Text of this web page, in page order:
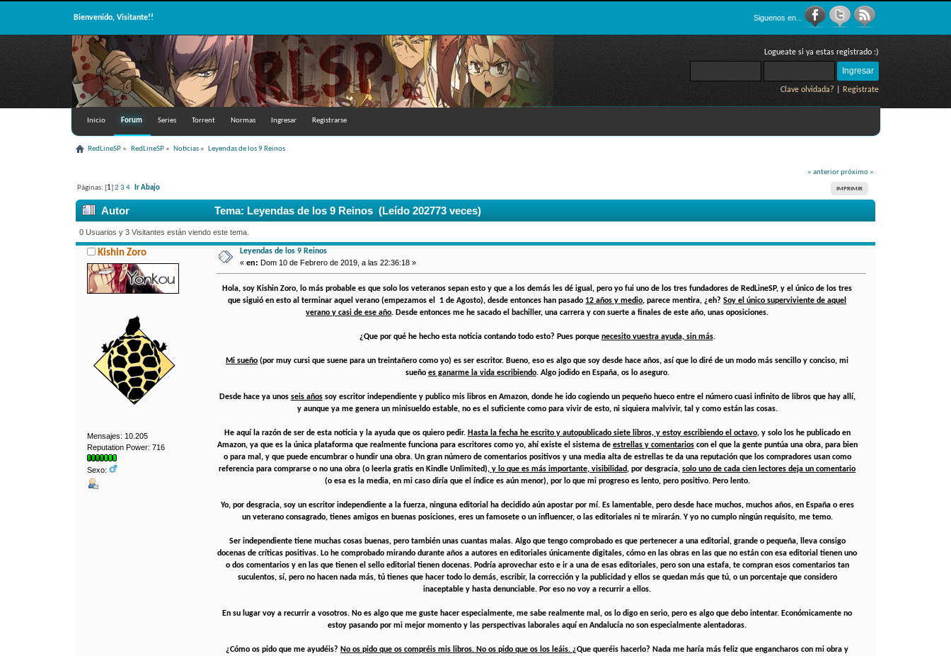
Bienvenido, Visitante!! Siguenos en...
Logueate si ya estas registrado :)
Clave olvidada? Registrate
Inicio Forum Series Torrent Normas Ingresar Registrarse
RedLineSP » RedLineSP» Noticias » Leyendas de los 9 Reinos
« anterior próximo »
IMPRIMIR
Páginas: [ 1 ]2 3 4 Ir Abajo
Autor Tema: Leyendas de los 9 Reinos (Leído 202773 veces)
0 Usuarios y 3 Visitantes están viendo este tema.
Kishin Zoro
Mensajes: 10.205
Reputation Power: 716
Sexo:
Leyendas de los 9 Reinos
« en: Dom 10 de Febrero de 2019, a las 22:36:18 »
Hola, soy Kishin Zoro, lo más probable es que solo los veteranos sepan esto y que a los demás les dé igual, pero yo fui uno de los tres fundadores de RedLineSP, y el único de los tres
que siguió en esto al terminar aquel verano (empezamos el 1 de Agosto), desde entonces han pasado 12 años y medio, parece mentira, ¿eh?Soy el único superviviente de aquel
verano y casi de ese año. Desde entonces me he sacado el bachiller, una carrera y con suerte a finales de este año, unas oposiciones.
¿Que por qué he hecho esta noticia contando todo esto? Pues porque necesito vuestra ayuda, sin más.
Mi sueño (por muy cursi que suene para un treintañero como yo) es ser escritor. Bueno, eso es algo que soy desde hace años, así que lo diré de un modo más sencillo y conciso, mi
sueño es ganarme la vida escribiendo. Algo jodido en España, os lo aseguro.
Desde hace ya unos seis añossoy escritor independiente y publico mis libros en Amazon, donde he ido cogiendo un pequeño hueco entre el número cuasi infinito de libros que hay allí,
y aunque ya me genera un minisueldo estable, no es el suficiente como para vivir de esto, ni siquiera malvivir, tal y como están las cosas.
He aquí la razón de ser de esta noticia y la ayuda que os quiero pedir. Hasta la fecha he escrito y autopublicado siete libros, y estoy escribiendo el octavo, y solo los he publicado en
Amazon, ya que es la única plataforma que realmente funciona para escritores como yo, ahí existe el sistema de estrellas y comentarioscon el que la gente puntúa una obra, para bien
o para mal, y que puede encumbrar o hundir una obra. Un gran número de comentarios positivos y una media alta de estrellas te da una reputación que los compradores usan como
referencia para comprarse o no una obra (o leerla gratis en Kindle Unlimited), y lo que es más importante, visibilidad, por desgracia,solo uno de cada cien lectores deja un comentario
(o esa es la media, en mi caso diría que el índice es aún menor), por lo que mi progreso es lento, pero positivo. Pero lento.
Yo, por desgracia, soy un escritor independiente a la fuerza, ninguna editorial ha decidido aún apostar por mí. Es lamentable, pero desde hace muchos, muchos años, en España o eres
un veterano consagrado, tienes amigos en buenas posiciones, eres un famosete o un influencer, o las editoriales ni te mirarán. Y yo no cumplo ningún requisito, me temo.
Ser independiente tiene muchas cosas buenas, pero también unas cuantas malas. Algo que tengo comprobado es que pertenecer a una editorial, grande o pequeña, lleva consigo
docenas de críticas positivas. Lo he comprobado mirando durante años a autores en editoriales únicamente digitales, cómo en las obras en las que no están con esa editorial tienen uno
o dos comentarios y en las que tienen el sello editorial tienen docenas. Podría aprovechar esto e ir a una de esas editoriales, pero son una estafa, te compran esos comentarios tan
suculentos, sí, pero no hacen nada más, tú tienes que hacer todo lo demás, escribir, la corrección y la publicidad y ellos se quedan más que tú, o un porcentaje que considero
inaceptable y hasta denunciable. Por eso no voy a recurrir a ellos.
En su lugar voy a recurrir a vosotros. No es algo que me guste hacer especialmente, me sabe realmente mal, os lo digo en serio, pero es algo que debo intentar. Económicamente no
estoy pasando por mi mejor momento y las perspectivas laborales aquí en Andalucía no son especialmente alentadoras.
¿Cómo os pido que me ayudéis? No os pido que os compréis mis libros. No os pido que os los leáis.¿Que queréis hacerlo? Nada me haría más feliz que engancharos con mi obra y